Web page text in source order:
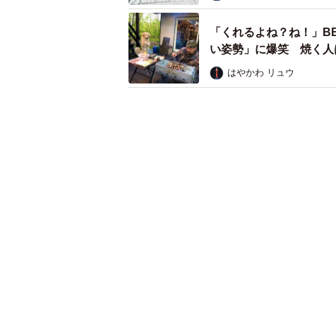
「くれるよね？ね！」
い姿勢」に爆笑 焼く人
はやかわ リュウ